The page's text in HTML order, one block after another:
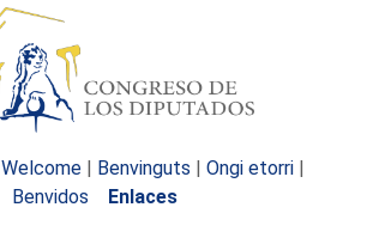
Welcome | Benvinguts | Ongi etorri |
Benvidos
Enlaces